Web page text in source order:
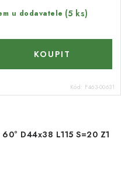
u dodavatele (5 ks)
Kód: F463-00631
D44x38 L115 S=20 Z1